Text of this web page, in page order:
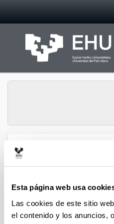
Esta página web usa
Las cookies de este sitio
el contenido y los anuncios,
ECRI Ethics in
Congresos
2018